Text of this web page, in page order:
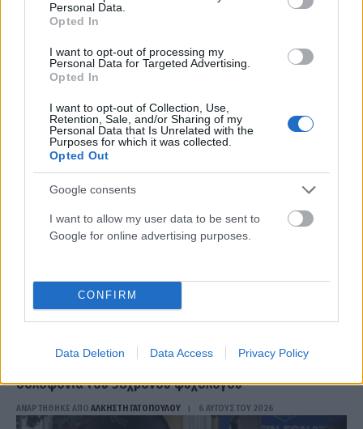
Personal Data.
Opted In
I want to opt-out of processing my
Personal Data for Targeted Advertising.
Opted In
I want to opt-out of Collection, Use,
Retention, Sale, and/or Sharing of my
Personal Data that Is Unrelated with the
Purposes for which it was collected.
Opted Out
Google consents
I want to allow my user data to be sent to
Google for online advertising purposes.
CONFIRM
Data Deletion Data Access Privacy Policy
Κυψέλη: Το συγκινητικό αντίο της οικογένειας της Λίσα
– «Αφιέρωσε τη ζωή της στους ανθρώπους που είχαν
ανάγκη»
δολοφονία του 58χρονου ψυχολόγου
ΑΝΑΡΤΗΘΗΚΕ ΑΠΟ ΆΛΚΗΣΤΗ ΓΑΤΟΠΟΎΛΟΥ 6 ΑΥΓΟΎΣΤΟΥ 2026